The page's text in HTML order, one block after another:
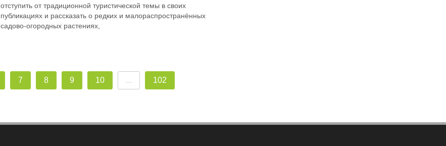
отступить от традиционной туристической темы в своих
публикациях и рассказать о редких и малораспространённых
садово-огородных растениях,
7 8 9 10 ... 102